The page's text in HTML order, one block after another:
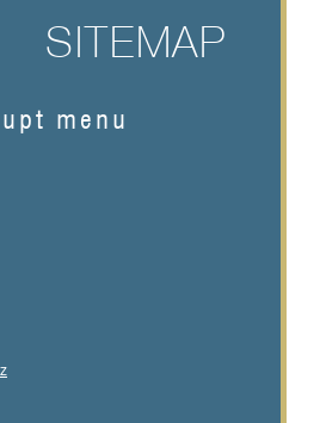
SITEMAP
menu